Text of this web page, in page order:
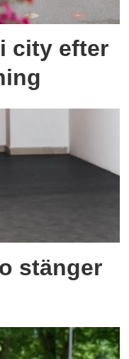
city efter
stänger